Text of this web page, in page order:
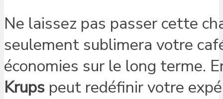
Ne laissez pas passer cette
seulement sublimera votre
économies sur le long terme.
Krups peut redéfinir votre